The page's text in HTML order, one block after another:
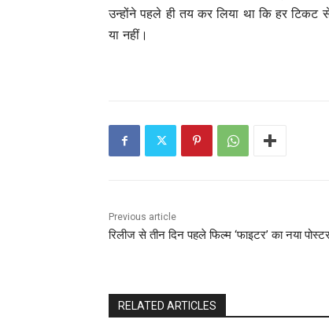
उन्होंने पहले ही तय कर लिया था कि हर टिकट
या नहीं।
Previous article
रिलीज से तीन दिन पहले फिल्म ‘फाइटर’ का नया
RELATED ARTICLES